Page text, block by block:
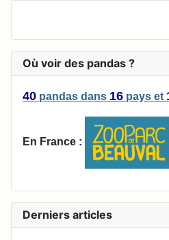
Où voir des pandas ?
40 pandas dans 16 pays et
En France :
Derniers articles